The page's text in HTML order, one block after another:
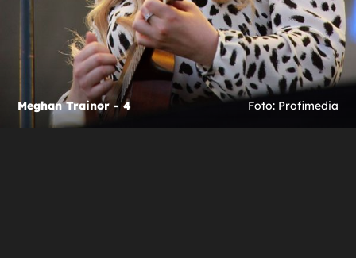
Meghan Trainor - 4 Foto: Profimedia